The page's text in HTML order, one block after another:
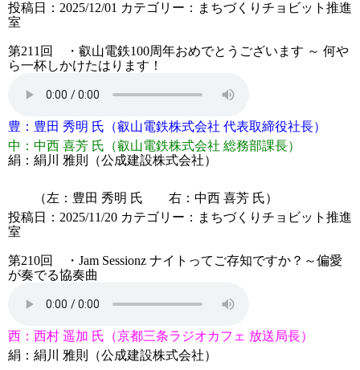
投稿日：2025/12/01 カテゴリー： まちづくりチョビット推進
室
第211回 ・叡山電鉄100周年おめでとうございます ～ 何や
ら一杯しかけたはります！
豊： 豊田 秀明 氏（叡山電鉄株式会社 代表取締役社長）
中： 中西 喜芳 氏（叡山電鉄株式会社 総務部課長）
絹： 絹川 雅則（公成建設株式会社）
（左：豊田 秀明 氏 右：中西 喜芳 氏）
投稿日：2025/11/20 カテゴリー： まちづくりチョビット推進
室
第210回 ・Jam Sessionz ナイトってご存知ですか？～偏愛
が奏でる協奏曲
西： 西村 遥加 氏（京都三条ラジオカフェ 放送局長）
絹： 絹川 雅則（公成建設株式会社）